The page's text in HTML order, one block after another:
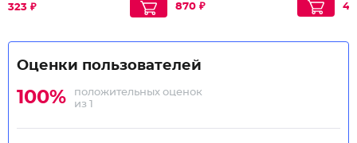
323 ₽ 870 ₽
Оценки пользователей
100%
положительных оценок
из 1